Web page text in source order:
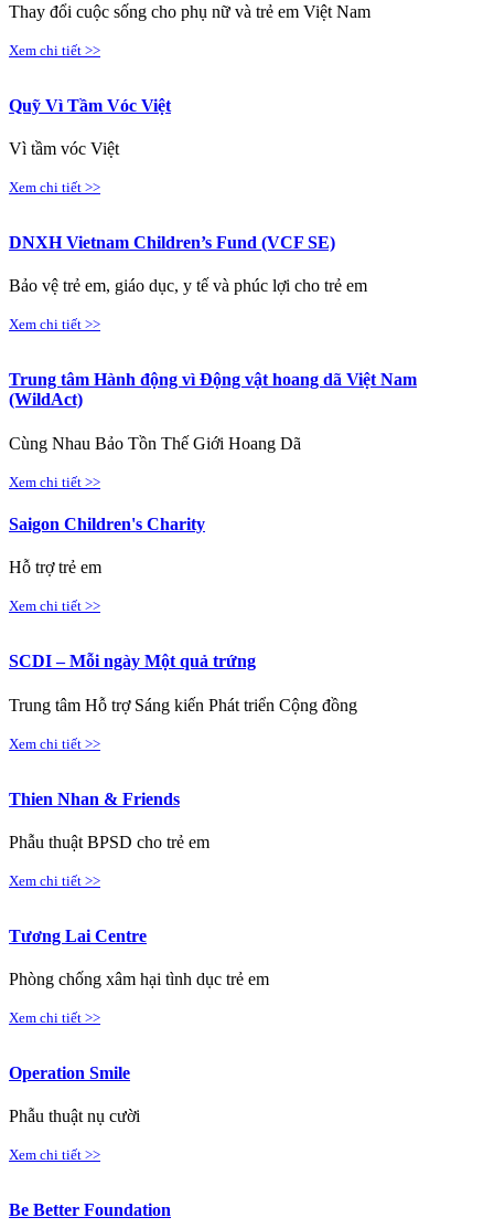
Thay đổi cuộc sống cho phụ nữ và trẻ em Việt Nam
Xem chi tiết >>
Quỹ Vì Tầm Vóc Việt
Vì tầm vóc Việt
Xem chi tiết >>
DNXH Vietnam Children’s Fund (VCF SE)
Bảo vệ trẻ em, giáo dục, y tế và phúc lợi cho trẻ em
Xem chi tiết >>
Trung tâm Hành động vì Động vật hoang dã Việt Nam
(WildAct)
Cùng Nhau Bảo Tồn Thế Giới Hoang Dã
Xem chi tiết >>
Saigon Children's Charity
Hỗ trợ trẻ em
Xem chi tiết >>
SCDI – Mỗi ngày Một quả trứng
Trung tâm Hỗ trợ Sáng kiến Phát triển Cộng đồng
Xem chi tiết >>
Thien Nhan & Friends
Phẫu thuật BPSD cho trẻ em
Xem chi tiết >>
Tương Lai Centre
Phòng chống xâm hại tình dục trẻ em
Xem chi tiết >>
Operation Smile
Phẫu thuật nụ cười
Xem chi tiết >>
Be Better Foundation